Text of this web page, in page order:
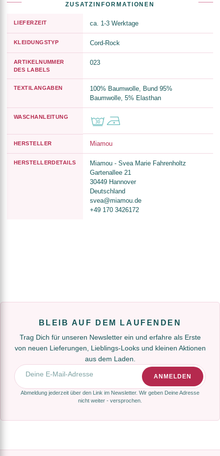
ZUSATZINFORMATIONEN
LIEFERZEIT ca. 1-3 Werktage
KLEIDUNGSTYP Cord-Rock
ARTIKELNUMMER
DES LABELS
023
TEXTILANGABEN
100% Baumwolle, Bund 95%
Baumwolle, 5% Elasthan
WASCHANLEITUNG
HERSTELLER Miamou
HERSTELLERDETAILS
Miamou - Svea Marie Fahrenholtz
Gartenallee 21
30449 Hannover
Deutschland
svea@miamou.de
+49 170 3426172
BLEIB AUF DEM LAUFENDEN
Trag Dich für unseren Newsletter ein und erfahre als Erste
von neuen Lieferungen, Lieblings-Looks und kleinen Aktionen
aus dem Laden.
E-Mail-Adresse
ANMELDEN
Abmeldung jederzeit über den Link im Newsletter. Wir geben Deine Adresse
nicht weiter - versprochen.